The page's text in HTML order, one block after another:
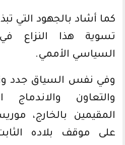
كما أشاد بالجهود التي
تسوية هذا النزاع
السياسي الأممي.
وفي نفس السياق جدد
والتعاون والاندماج
المقيمين بالخارج،
على موقف بلاده